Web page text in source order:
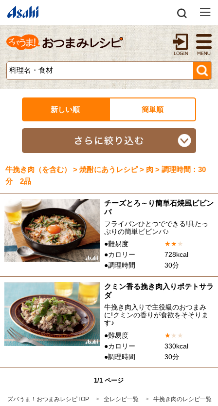
新しい順 簡単順
牛挽き肉（を含む） > 焼酎にあうレシピ > 肉 > 調理時間：30
分 2品
チーズとろ～り簡単石焼風ビビン
バ
フライパンひとつでできる!具たっ
ぷりの簡単ビビンバ♪
●難易度
★★★
●カロリー
728kcal
●調理時間
30分
クミン香る挽き肉入りポテトサラ
ダ
牛挽き肉入りで主役級のおつまみ
に!クミンの香りが食欲をそそりま
す♪
●難易度
★★ ★
●カロリー
330kcal
●調理時間
30分
1/1 ページ
ズバうま！おつまみレシピTOP 全レシピ一覧
牛挽き肉のレシピ一覧